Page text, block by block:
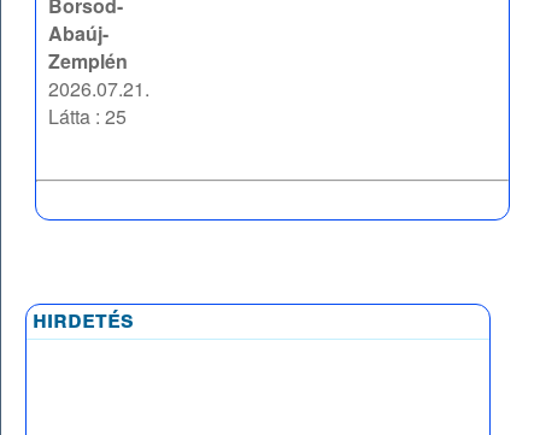
Borsod-
Abaúj-
Zemplén
2026.07.21.
Látta : 25
hirdetés